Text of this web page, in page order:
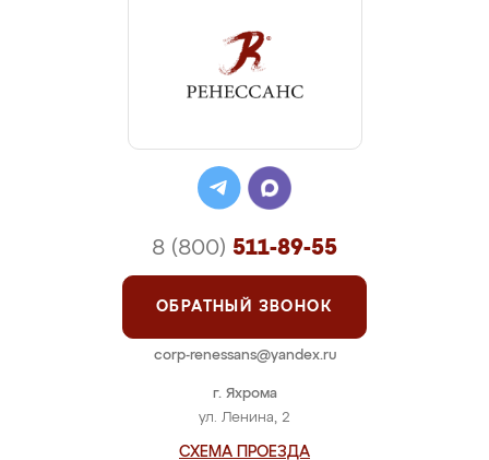
г. Яхрома
ул. Ленина, 2
СХЕМА ПРОЕЗДА
8 (800) 511-89-55
ОБРАТНЫЙ ЗВОНОК
corp-renessans@yandex.ru